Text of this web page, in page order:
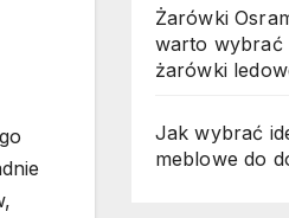
Żarówki
warto wybrać
żarówki
Jak wybrać
meblowe do